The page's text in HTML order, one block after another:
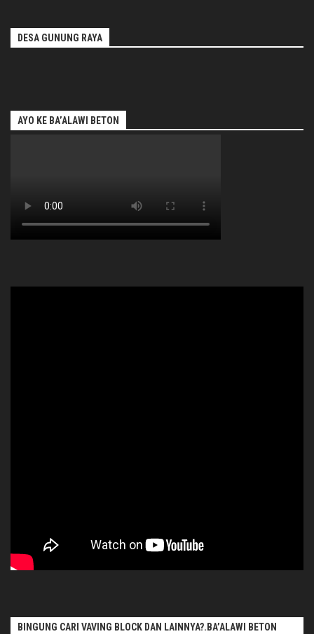
DESA GUNUNG RAYA
AYO KE BA’ALAWI BETON
BINGUNG CARI VAVING BLOCK DAN LAINNYA?.BA’ALAWI BETON